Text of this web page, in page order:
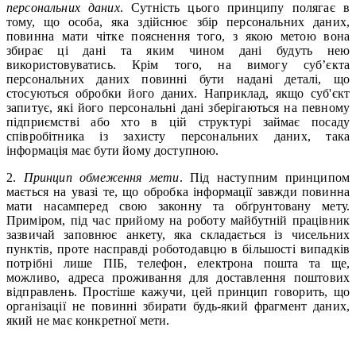
персональних даних. Сутність цього принципу полягає в
тому, що особа, яка здійснює збір персональних даних,
повинна мати чітке пояснення того, з якою метою вона
збирає ці дані та яким чином дані будуть нею
використовуватись. Крім того, на вимогу суб’єкта
персональних даних повинні бути надані деталі, що
стосуються обробки його даних. Наприклад, якщо суб'єкт
запитує, які його персональні дані зберігаються на певному
підприємстві або хто в цій структурі займає посаду
співробітника із захисту персональних даних, така
інформація має бути йому доступною.
2. Принцип обмеження мети. Під наступним принципом
мається на увазі те, що обробка інформації завжди повинна
мати насамперед свою законну та обґрунтовану мету.
Приміром, під час прийому на роботу майбутній працівник
зазвичай заповнює анкету, яка складається із чисельних
пунктів, проте насправді роботодавцю в більшості випадків
потрібні лише ПІБ, телефон, електрона пошта та ще,
можливо, адреса проживання для доставлення поштових
відправлень. Простіше кажучи, цей принцип говорить, що
організації не повинні збирати будь-який фрагмент даних,
який не має конкретної мети.